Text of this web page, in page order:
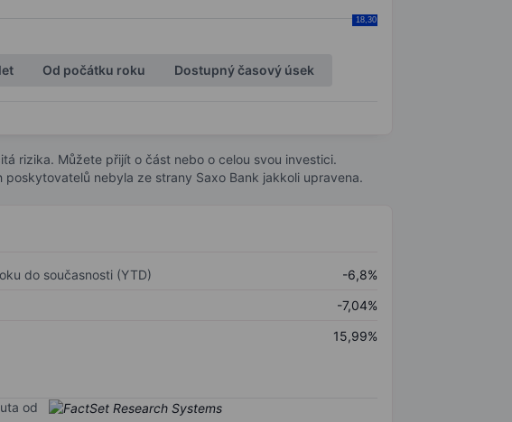
18,30
Od počátku roku Dostupný časový úsek
rizika. Můžete přijít o část nebo o celou svou investici.
nebyla ze strany Saxo Bank jakkoli upravena.
do současnosti (YTD)
-6,8%
-7,04%
15,99%
od